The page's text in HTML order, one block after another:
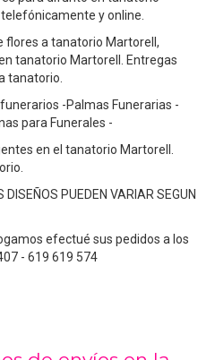
y online.
flores a tanatorio Martorell,
tanatorio Martorell. Entregas
tanatorio.
-Palmas Funerarias -
para Funerales -
en el tanatorio Martorell.
DISEÑOS PUEDEN VARIAR SEGUN
efectué sus pedidos a los
- 619 619 574